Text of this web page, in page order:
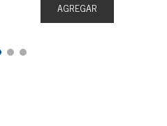
AGREGAR